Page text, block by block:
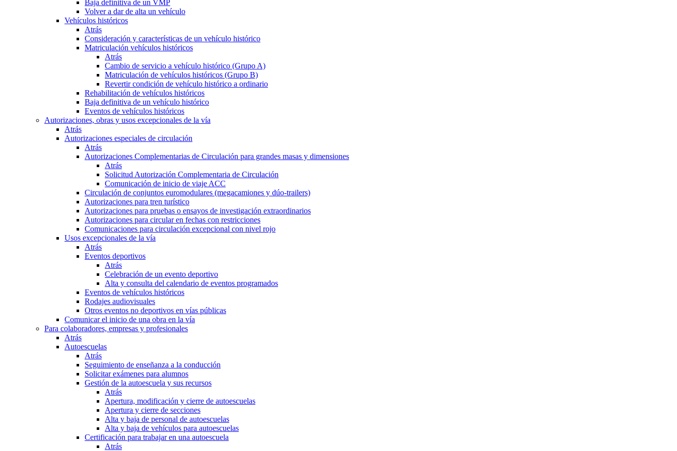
Baja definitiva de un VMP
Volver a dar de alta un vehículo
Vehículos históricos
Atrás
Consideración y características de un vehículo histórico
Matriculación vehículos históricos
Atrás
Cambio de servicio a vehículo histórico (Grupo A)
Matriculación de vehículos históricos (Grupo B)
Revertir condición de vehículo histórico a ordinario
Rehabilitación de vehículos históricos
Baja definitiva de un vehículo histórico
Eventos de vehículos históricos
Autorizaciones, obras y usos excepcionales de la vía
Atrás
Autorizaciones especiales de circulación
Atrás
Autorizaciones Complementarias de Circulación para grandes masas y dimensiones
Atrás
Solicitud Autorización Complementaria de Circulación
Comunicación de inicio de viaje ACC
Circulación de conjuntos euromodulares (megacamiones y dúo-trailers)
Autorizaciones para tren turístico
Autorizaciones para pruebas o ensayos de investigación extraordinarios
Autorizaciones para circular en fechas con restricciones
Comunicaciones para circulación excepcional con nivel rojo
Usos excepcionales de la vía
Atrás
Eventos deportivos
Atrás
Celebración de un evento deportivo
Alta y consulta del calendario de eventos programados
Eventos de vehículos históricos
Rodajes audiovisuales
Otros eventos no deportivos en vías públicas
Comunicar el inicio de una obra en la vía
Para colaboradores, empresas y profesionales
Atrás
Autoescuelas
Atrás
Seguimiento de enseñanza a la conducción
Solicitar exámenes para alumnos
Gestión de la autoescuela y sus recursos
Atrás
Apertura, modificación y cierre de autoescuelas
Apertura y cierre de secciones
Alta y baja de personal de autoescuelas
Alta y baja de vehículos para autoescuelas
Certificación para trabajar en una autoescuela
Atrás